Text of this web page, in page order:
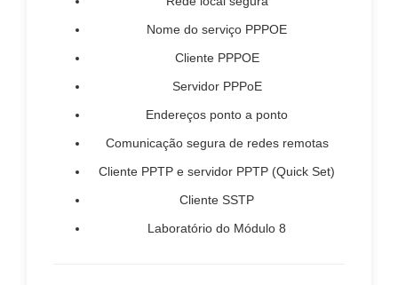
Nome do serviço PPPOE
Cliente PPPOE
Servidor PPPoE
Endereços ponto a ponto
Comunicação segura de redes remotas
Cliente PPTP e servidor PPTP (Quick Set)
Cliente SSTP
Laboratório do Módulo 8